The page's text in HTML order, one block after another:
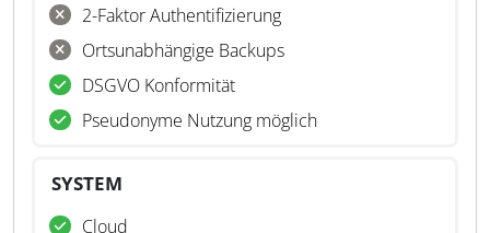
2-Faktor Authentifizierung
Ortsunabhängige Backups
DSGVO Konformität
Pseudonyme Nutzung möglich
SYSTEM
Cloud